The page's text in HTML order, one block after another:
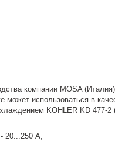
компании MOSA
использоваться в
KOHLER KD 477-
20...250 А,